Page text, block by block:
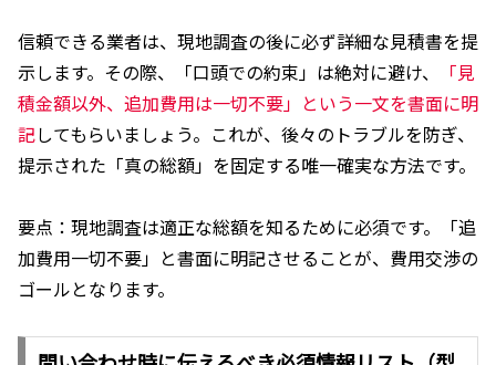
信頼できる業者は、現地調査の後に必ず詳細な見積書を提
示します。その際、「口頭での約束」は絶対に避け、
「見
積金額以外、追加費用は一切不要」という一文を書面に明
記してもらいましょう。これが、後々のトラブルを防ぎ、
提示された「真の総額」を固定する唯一確実な方法です。
要点：現地調査は適正な総額を知るために必須です。「追
加費用一切不要」と書面に明記させることが、費用交渉の
ゴールとなります。